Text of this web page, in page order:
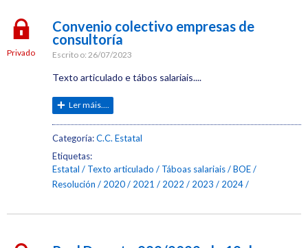
Privado
Convenio colectivo empresas de
consultoría
Escrito o: 26/07/2023
Texto articulado e tábos salariais....
Ler máis....
Categoría:C.C. Estatal
Etiquetas:
Estatal
Texto articulado Táboas salariais
BOE
Resolución
2020 2021 2022 2023 2024